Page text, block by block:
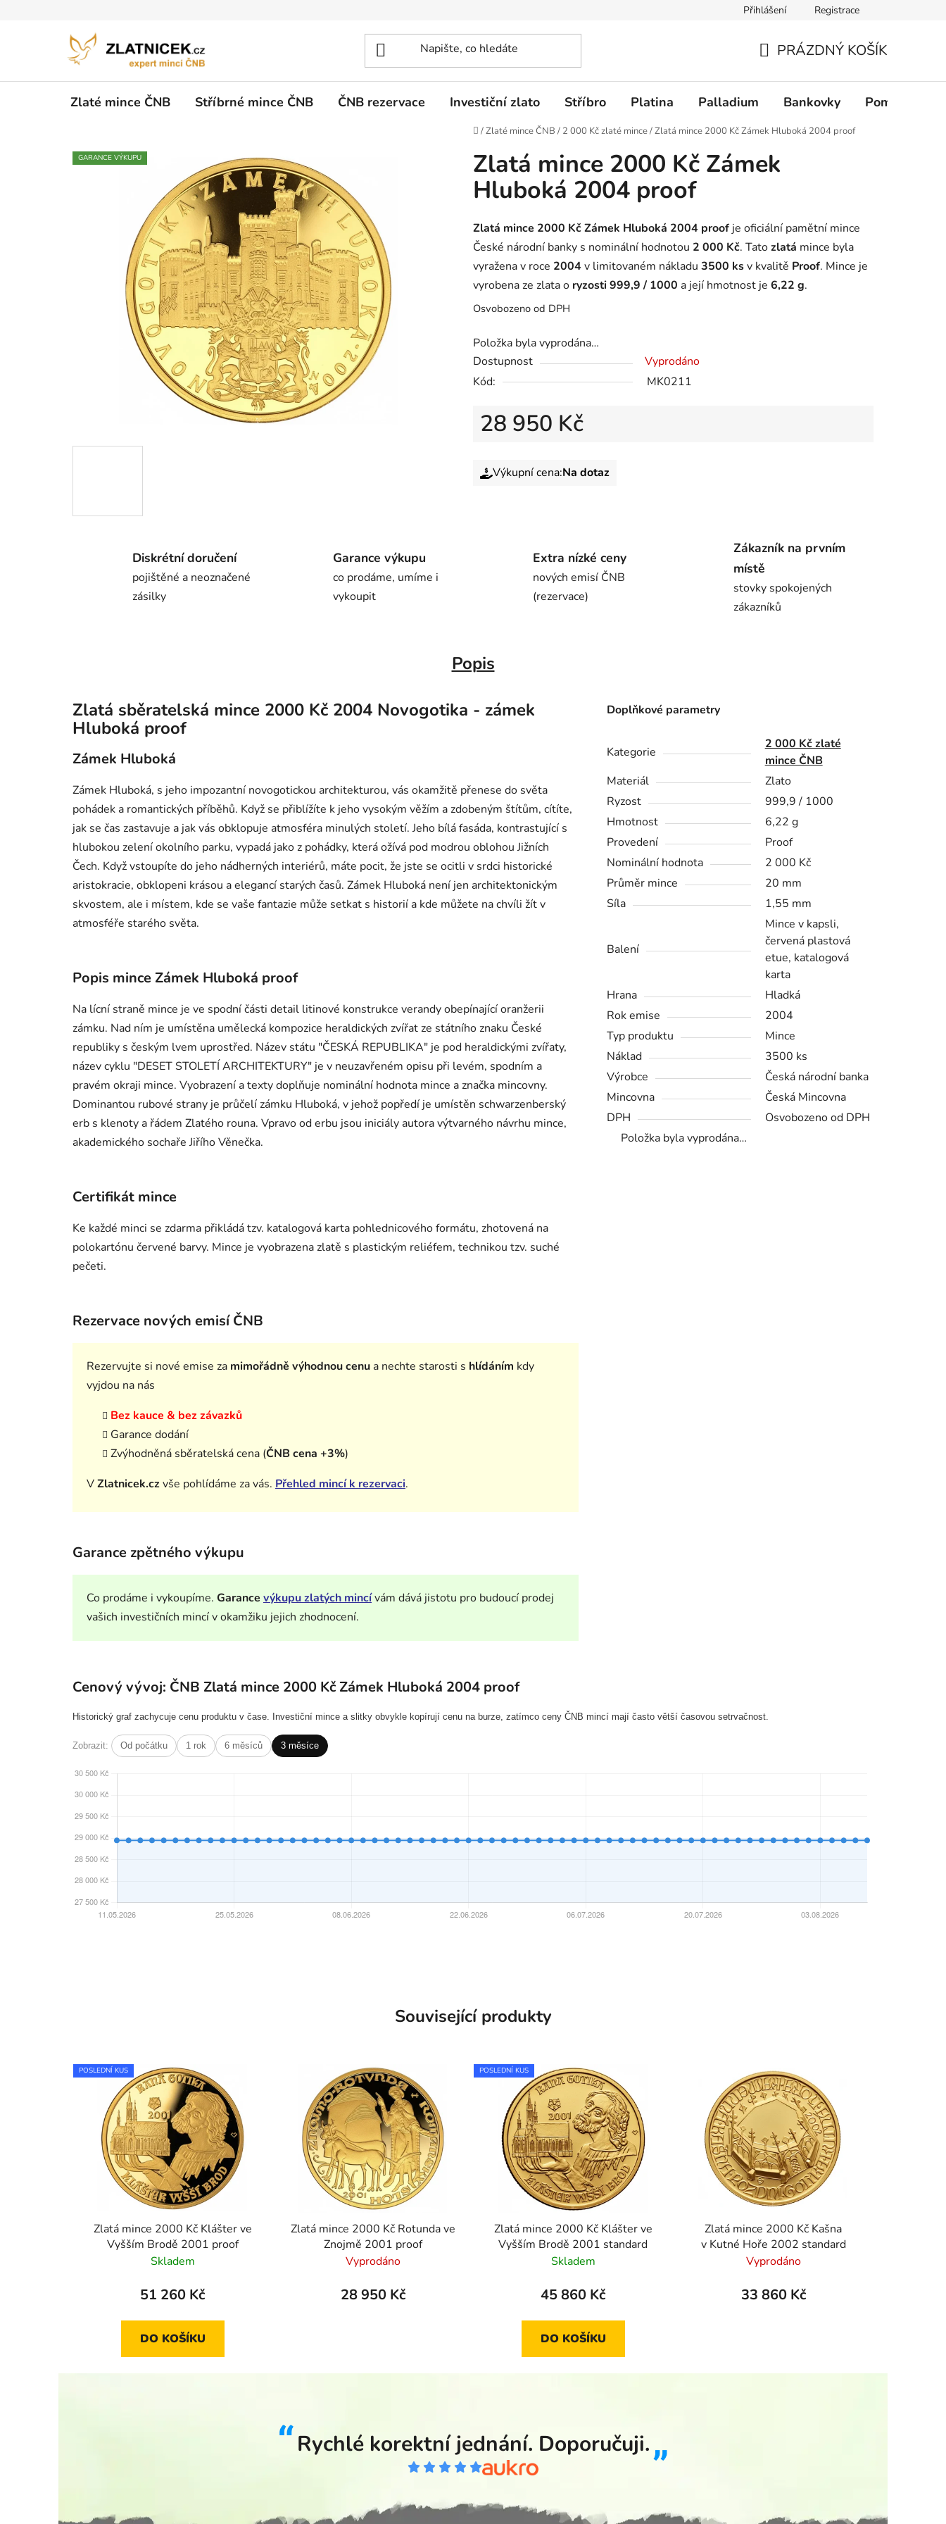
Přihlášení Registrace
PRÁZDNÝ KOŠÍK
Zlaté mince ČNB Stříbrné mince ČNB ČNB rezervace Investiční zlato Stříbro Platina Palladium Bankovky Pomůcky
Domů
/Zlaté mince ČNB / 2 000 Kč zlaté mince/Zlatá mince 2000 Kč Zámek Hluboká 2004 proof
Zlatá mince 2000 Kč Zámek
Hluboká 2004 proof
Zlatá mince 2000 Kč Zámek Hluboká 2004 proof je oficiální pamětní mince
České národní banky s nominální hodnotou 2 000 Kč. Tatozlatá mince byla
vyražena v roce 2004v limitovaném nákladu 3500 ksv kvalitě Proof. Mince je
vyrobena ze zlata o ryzosti 999,9 / 1000 a její hmotnost je 6,22 g.
Osvobozeno od DPH
Položka byla vyprodána…
Dostupnost
Vyprodáno
Kód:
MK0211
28 950 Kč
Výkupní cena:Na dotaz
GARANCE VÝKUPU
Diskrétní doručení
pojištěné a neoznačené
zásilky
Garance výkupu
co prodáme, umíme i
vykoupit
Extra nízké ceny
nových emisí ČNB
(rezervace)
Zákazník na prvním
místě
stovky spokojených
zákazníků
Popis
Zlatá sběratelská mince 2000 Kč 2004 Novogotika - zámek
Hluboká proof
Zámek Hluboká
Zámek Hluboká, s jeho impozantní novogotickou architekturou, vás okamžitě přenese do světa
pohádek a romantických příběhů. Když se přiblížíte k jeho vysokým věžím a zdobeným štítům, cítíte,
jak se čas zastavuje a jak vás obklopuje atmosféra minulých století. Jeho bílá fasáda, kontrastující s
hlubokou zelení okolního parku, vypadá jako z pohádky, která ožívá pod modrou oblohou Jižních
Čech. Když vstoupíte do jeho nádherných interiérů, máte pocit, že jste se ocitli v srdci historické
aristokracie, obklopeni krásou a elegancí starých časů. Zámek Hluboká není jen architektonickým
skvostem, ale i místem, kde se vaše fantazie může setkat s historií a kde můžete na chvíli žít v
atmosféře starého světa.
Popis mince Zámek Hluboká proof
Na lícní straně mince je ve spodní části detail litinové konstrukce verandy obepínající oranžerii
zámku. Nad ním je umístěna umělecká kompozice heraldických zvířat ze státního znaku České
republiky s českým lvem uprostřed. Název státu "ČESKÁ REPUBLIKA" je pod heraldickými zvířaty,
název cyklu "DESET STOLETÍ ARCHITEKTURY" je v neuzavřeném opisu při levém, spodním a
pravém okraji mince. Vyobrazení a texty doplňuje nominální hodnota mince a značka mincovny.
Dominantou rubové strany je průčelí zámku Hluboká, v jehož popředí je umístěn schwarzenberský
erb s klenoty a řádem Zlatého rouna. Vpravo od erbu jsou iniciály autora výtvarného návrhu mince,
akademického sochaře Jiřího Věnečka.
Certifikát mince
Ke každé minci se zdarma přikládá tzv. katalogová karta pohlednicového formátu, zhotovená na
polokartónu červené barvy. Mince je vyobrazena zlatě s plastickým reliéfem, technikou tzv. suché
pečeti.
Rezervace nových emisí ČNB
Rezervujte si nové emise za mimořádně výhodnou cenu a nechte starosti s hlídáním kdy
vyjdou na nás
Bez kauce & bez závazků
Garance dodání
Zvýhodněná sběratelská cena (ČNB cena +3%)
VZlatnicek.czvše pohlídáme za vás. Přehled mincí k rezervaci.
Garance zpětného výkupu
Co prodáme i vykoupíme. Garance výkupu zlatých mincívám dává jistotu pro budoucí prodej
vašich investičních mincí v okamžiku jejich zhodnocení.
Doplňkové parametry
Kategorie
2 000 Kč zlaté
mince ČNB
Materiál
Zlato
Ryzost
999,9 / 1000
Hmotnost
6,22 g
Provedení
Proof
Nominální hodnota
2 000 Kč
Průměr mince
20 mm
Síla
1,55 mm
Balení
Mince v kapsli,
červená plastová
etue, katalogová
karta
Hrana
Hladká
Rok emise
2004
Typ produktu
Mince
Náklad
3500 ks
Výrobce
Česká národní banka
Mincovna
Česká Mincovna
DPH
Osvobozeno od DPH
Položka byla vyprodána…
Cenový vývoj: ČNB Zlatá mince 2000 Kč Zámek Hluboká 2004 proof
Historický graf zachycuje cenu produktu v čase. Investiční mince a slitky obvykle kopírují cenu na burze, zatímco ceny ČNB mincí mají často větší časovou setrvačnost.
Zobrazit: Od počátku 1 rok 6 měsíců 3 měsíce
Související produkty
POSLEDNÍ KUS
Zlatá mince 2000 Kč Klášter ve
Vyšším Brodě 2001 proof
Skladem
51 260 Kč
DO KOŠÍKU
Zlatá mince 2000 Kč Rotunda ve
Znojmě 2001 proof
Vyprodáno
28 950 Kč
POSLEDNÍ KUS
Zlatá mince 2000 Kč Klášter ve
Vyšším Brodě 2001 standard
Skladem
45 860 Kč
DO KOŠÍKU
Zlatá mince 2000 Kč Kašna
v Kutné Hoře 2002 standard
Vyprodáno
33 860 Kč
Rychlé korektní jednání. Doporučuji.